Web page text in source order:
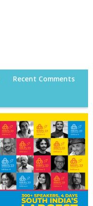
Recent Comments